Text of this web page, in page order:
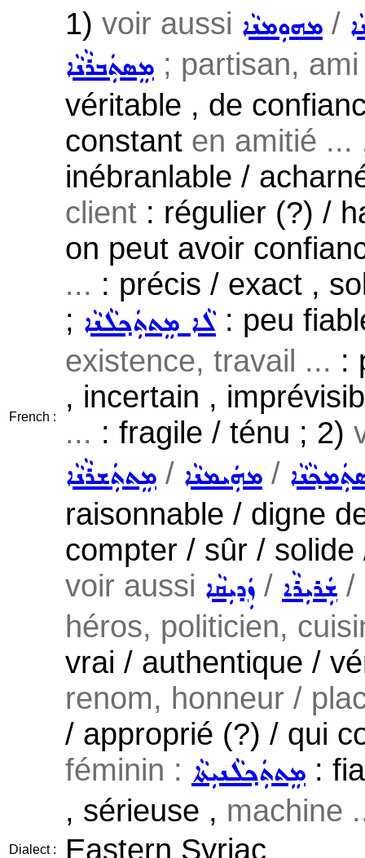
French :
1) voir aussi ܡܗܘܼܡܢܵܐ /
ܡܸܣܬܲܒܪܵܢܵܐ ; partisan,
véritable , de
constant en amitié ...
inébranlable /
client : régulier (?) /
on peut avoir
... : précis / exact ,
; ܠܵܐ ܡܸܬܬܲܟ݂ܠܵܢܵܐ: peu
existence, travail ... :
, incertain ,
... : fragile / ténu ; 2)
ܡܸܬܬܲܫܪܵܢܵܐ / ܡܗܲܝܡܢܵܐ /
raisonnable / digne
compter / sûr /
voir aussi ܙܲܕܝܼܩܵܐ / ܫܲܪܝܼܪܵܐ /
héros, politicien,
vrai / authentique /
renom, honneur /
/ approprié (?) / qui
féminin : ܡܸܬܬܲܟ݂ܠܵܢܝܼܬܵܐ :
, sérieuse , machine
Dialect : Eastern Syriac